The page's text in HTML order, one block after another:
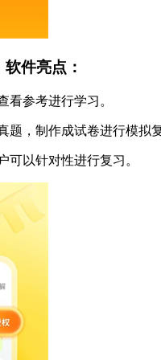
件亮点：
看参考进行学习。
题，制作成试卷进行模拟
可以针对性进行复习。